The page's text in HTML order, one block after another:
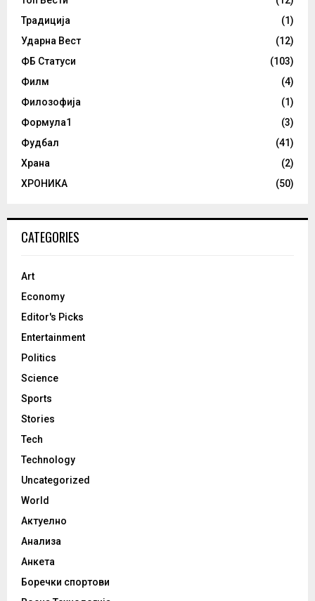
Традиција
(1)
Ударна Вест
(12)
ФБ Статуси
(103)
Филм
(4)
Филозофија
(1)
Формула1
(3)
Фудбал
(41)
Храна
(2)
ХРОНИКА
(50)
CATEGORIES
Art
Economy
Editor's Picks
Entertainment
Politics
Science
Sports
Stories
Tech
Technology
Uncategorized
World
Актуелно
Анализа
Анкета
Боречки спортови